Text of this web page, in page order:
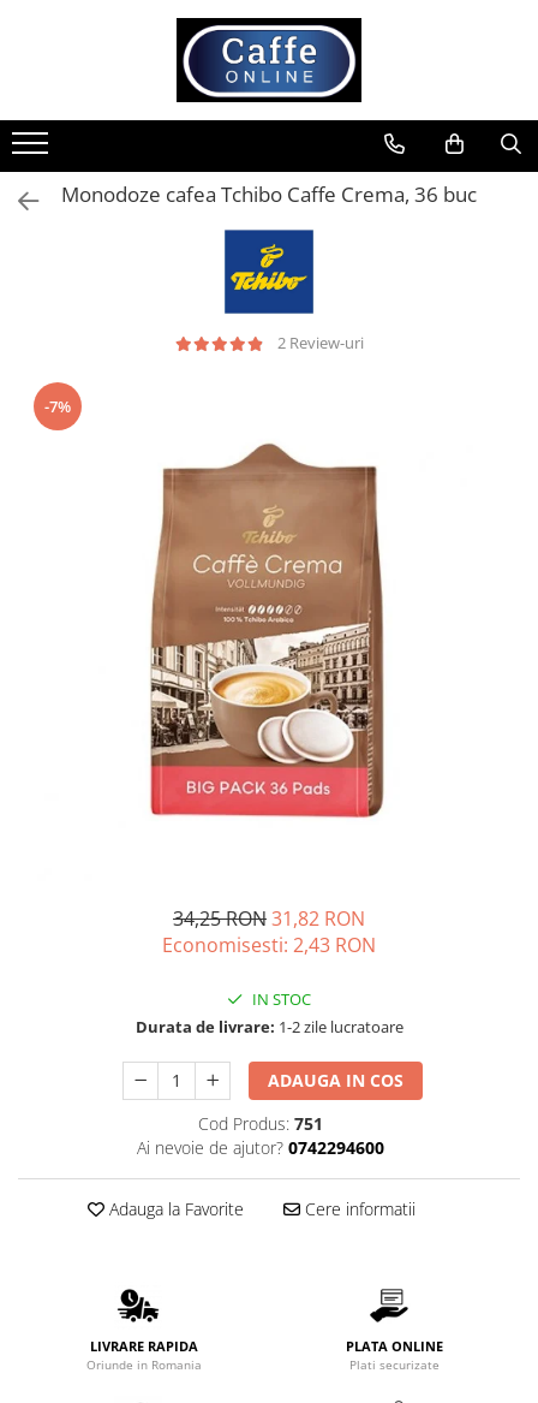
Cafea
Cafea Boabe
Capsule Cafea
Aparate capsule
Pliculete Zahar si Miere
Stabilizatoare tensiune
Piese schimb espressoare
Accesorii si intretinere
Curatare
Monodoze cafea Tchibo Caffe Crema, 36 buc
2 Review-uri
-7%
34,25 RON31,82 RON
Economisesti: 2,43 RON
IN STOC
Durata de livrare: 1-2 zile lucratoare
ADAUGA IN COS
Cod Produs: 751
Ai nevoie de ajutor? 0742294600
Adauga la Favorite Cere informatii
LIVRARE RAPIDA
Oriunde in Romania
PLATA ONLINE
Plati securizate